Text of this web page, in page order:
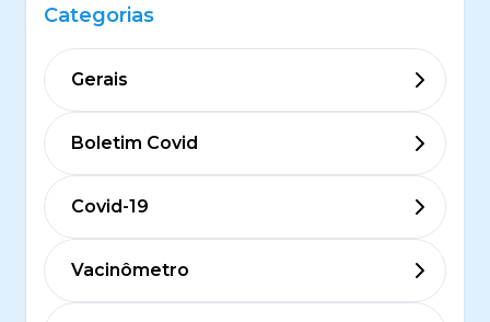
Categorias
Gerais
Boletim Covid
Covid-19
Vacinômetro